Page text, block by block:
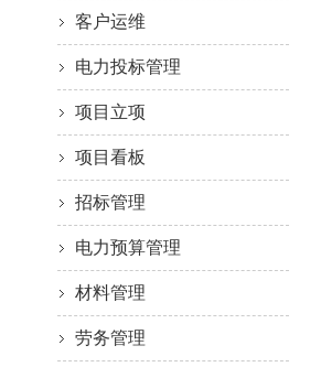
客户运维
电力投标管理
项目立项
项目看板
招标管理
电力预算管理
材料管理
劳务管理